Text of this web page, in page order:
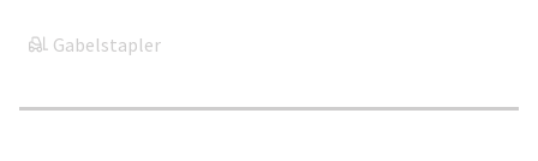
Gabelstapler